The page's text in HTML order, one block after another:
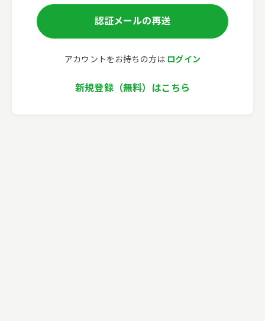
認証メールの再送
アカウントをお持ちの方は ログイン
新規登録（無料）はこちら